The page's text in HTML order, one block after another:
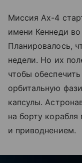
Миссия Ax-4
имени Кеннеди
Планировалось,
недели. Но их
чтобы
орбитальную
капсулы.
на борту
и приводнением.